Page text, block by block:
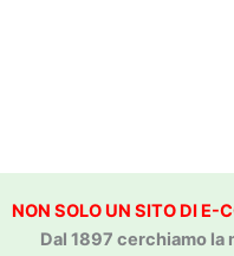
NON SOLO UN SITO DI E-
Dal 1897 cerchiamo la